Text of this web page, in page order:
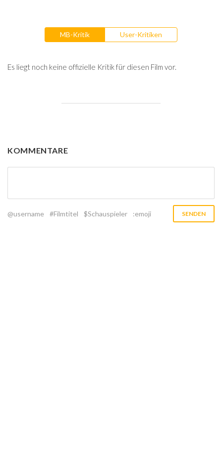
MB-Kritik User-Kritiken
Es liegt noch keine offizielle Kritik für diesen Film vor.
KOMMENTARE
@username #Filmtitel $Schauspieler :emoji